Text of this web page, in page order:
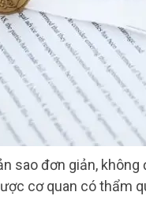
sao đơn giản,
cơ quan có thẩm